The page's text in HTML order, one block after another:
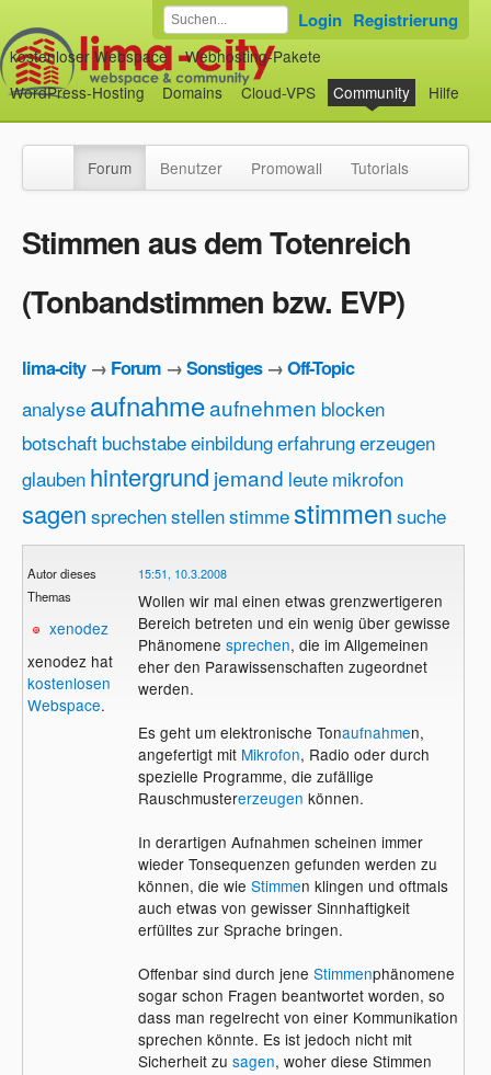
kostenloser Webspace
Webhosting-Pakete
WordPress-Hosting
Domains Cloud-VPS Community Hilfe
Login Registrierung
Forum Benutzer Promowall Tutorials
Stimmen aus dem Totenreich
(Tonbandstimmen bzw. EVP)
lima-city→ Forum →Sonstiges→Off-Topic
analyse aufnahmeaufnehmen blocken
botschaft buchstabeeinbildungerfahrungerzeugen
glauben hintergrund jemand leute mikrofon
sagen sprechenstellenstimme stimmen suche
Autor dieses
Themas
xenodez
xenodez hat
kostenlosen
Webspace.
15:51, 10.3.2008
Wollen wir mal einen etwas grenzwertigeren
Bereich betreten und ein wenig über gewisse
Phänomene sprechen, die im Allgemeinen
eher den Parawissenschaften zugeordnet
werden.
Es geht um elektronische Tonaufnahmen,
angefertigt mit Mikrofon, Radio oder durch
spezielle Programme, die zufällige
Rauschmustererzeugen können.
In derartigen Aufnahmen scheinen immer
wieder Tonsequenzen gefunden werden zu
können, die wie Stimmen klingen und oftmals
auch etwas von gewisser Sinnhaftigkeit
erfülltes zur Sprache bringen.
Offenbar sind durch jene Stimmenphänomene
sogar schon Fragen beantwortet worden, so
dass man regelrecht von einer Kommunikation
sprechen könnte. Es ist jedoch nicht mit
Sicherheit zu sagen, woher diese Stimmen